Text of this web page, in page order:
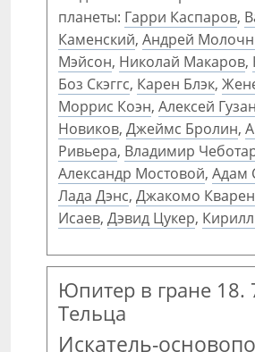
планеты: Гарри Каспаров,
Каменский, Андрей
Мэйсон, Николай Макаров,
Боз Скэггс, Карен Блэк,
Моррис Коэн, Алексей
Новиков, Джеймс Бролин,
Ривьера, Владимир
Александр Мостовой, Адам
Лада Дэнс, Джакомо
Исаев, Дэвид Цукер,
Юпитер в гране 18.
Тельца
Искатель-